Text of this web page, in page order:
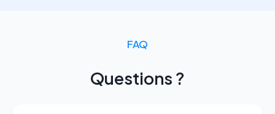
FAQ
Questions ?